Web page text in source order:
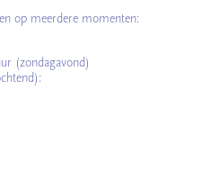
op meerdere momenten:
(zondagavond)